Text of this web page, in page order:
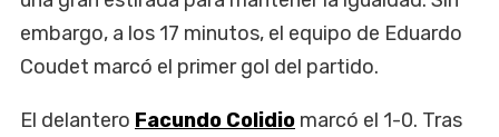
embargo, a los 17 minutos, el equipo de Eduardo
Coudet marcó el primer gol del partido.
El delantero Facundo Colidio marcó el 1-0. Tras